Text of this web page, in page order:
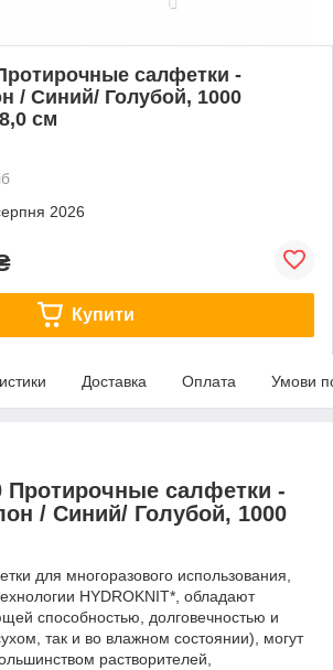
салфетки -
/ Синий/ Голубой, 1000
см
2026
Купити
Доставка Оплата Умови
Протирочные салфетки -
/ Синий/ Голубой, 1000
для многоразового использования,
HYDROKNIT*, обладают
способностью, долговечностью и
так и во влажном состоянии), могут
растворителей,